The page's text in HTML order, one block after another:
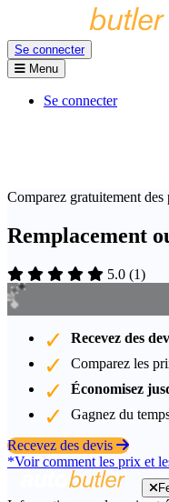
Se connecter
Menu
Se connecter
Comparez gratuitement
Remplacement
5.0 (1)
Recevez des
Comparez les
Économisez
Gagnez du
Recevez des devis
*Voir comment les prix et